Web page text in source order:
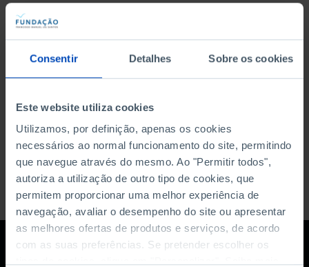
Consentir Detalhes Sobre os cookies
Este website utiliza cookies
Utilizamos, por definição, apenas os cookies
necessários ao normal funcionamento do site, permitindo
que navegue através do mesmo. Ao "Permitir todos",
autoriza a utilização de outro tipo de cookies, que
permitem proporcionar uma melhor experiência de
navegação, avaliar o desempenho do site ou apresentar
as melhores ofertas de produtos e serviços, de acordo
com as suas preferências. Se pretender escolher os
DATA DE INÍCIO
DATA DE FIM